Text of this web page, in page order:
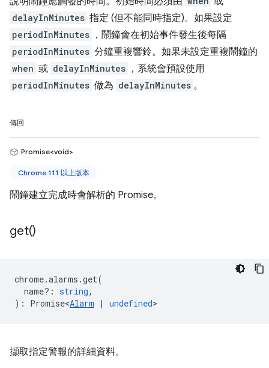
delayInMinutes 指定 (但不能同時指定)。如果設定
periodInMinutes ，鬧鐘會在初始事件發生後每隔
periodInMinutes 分鐘重複響鈴。如果未設定重複鬧鐘的
when 或 delayInMinutes ，系統會預設使用
periodInMinutes 做為 delayInMinutes 。
傳回
Promise<void>
Chrome 111 以上版本
鬧鐘建立完成時會解析的 Promise。
get()
chrome.alarms .get(
name? : string,
) : Promise<Alarm | undefined>
擷取指定警報的詳細資料。